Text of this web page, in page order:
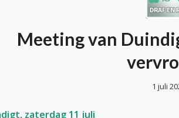
Meeting van
1 juli
zaterdag 11 juli